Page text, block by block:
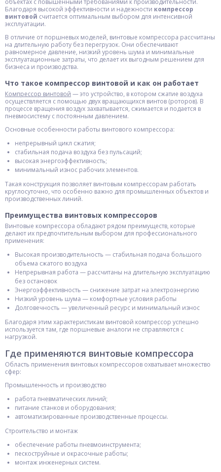
объектах с повышенными требованиями к производительности.
Благодаря высокой эффективности и надежности компрессор
винтовой считается оптимальным выбором для интенсивной
эксплуатации.
В отличие от поршневых моделей, винтовые компрессора рассчитаны
на длительную работу без перегрузок. Они обеспечивают
равномерное давление, низкий уровень шума и минимальные
эксплуатационные затраты, что делает их выгодным решением для
бизнеса и производства.
Что такое компрессор винтовой и как он работает
Компрессор винтовой — это устройство, в котором сжатие воздуха
осуществляется с помощью двух вращающихся винтов (роторов). В
процессе вращения воздух захватывается, сжимается и подается в
пневмосистему с постоянным давлением.
Основные особенности работы винтового компрессора:
непрерывный цикл сжатия;
стабильная подача воздуха без пульсаций;
высокая энергоэффективность;
минимальный износ рабочих элементов.
Такая конструкция позволяет винтовым компрессорам работать
круглосуточно, что особенно важно для промышленных объектов и
производственных линий.
Преимущества винтовых компрессоров
Винтовые компрессора обладают рядом преимуществ, которые
делают их предпочтительным выбором для профессионального
применения:
Высокая производительность — стабильная подача большого
объема сжатого воздуха
Непрерывная работа — рассчитаны на длительную эксплуатацию
без остановок
Энергоэффективность — снижение затрат на электроэнергию
Низкий уровень шума — комфортные условия работы
Долговечность — увеличенный ресурс и минимальный износ
Благодаря этим характеристикам винтовой компрессор успешно
используется там, где поршневые аналоги не справляются с
нагрузкой.
Где применяются винтовые компрессора
Область применения винтовых компрессоров охватывает множество
сфер:
Промышленность и производство
работа пневматических линий;
питание станков и оборудования;
автоматизированные производственные процессы.
Строительство и монтаж
обеспечение работы пневмоинструмента;
пескоструйные и окрасочные работы;
монтаж инженерных систем.